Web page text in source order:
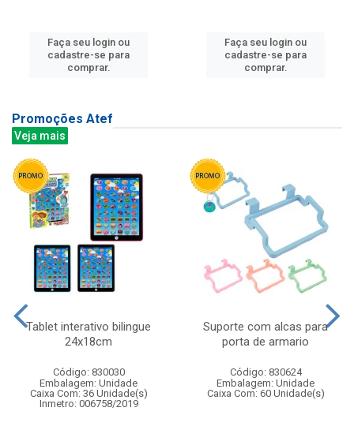
Faça seu login ou
cadastre-se para
comprar.
Faça seu login ou
cadastre-se para
comprar.
Promoções Atef
Veja mais
Tablet interativo bilingue
24x18cm
Código: 830030
Embalagem: Unidade
Caixa Com: 36 Unidade(s)
Inmetro: 006758/2019
Suporte com alcas para
porta de armario
Código: 830624
Embalagem: Unidade
Caixa Com: 60 Unidade(s)